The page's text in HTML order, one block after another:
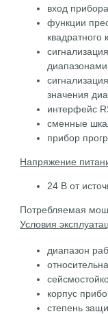
вход
функции
квадратного
значения
интерфейс
сменные
прибор
Напряжение
24 В от
Потребляемая
Условия
диапазон
корпус
степень